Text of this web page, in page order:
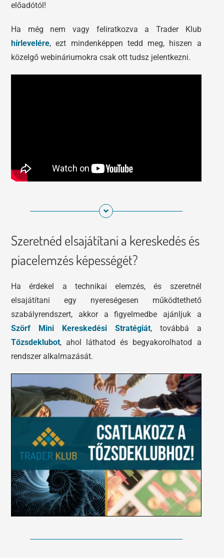
előadótól!
Ha még nem vagy feliratkozva a Trader Klub
hírlevelére, ezt mindenképpen tedd meg, hiszen a
közelgő webináriumokra csak ott tudsz jelentkezni.
Szeretnéd elsajátítani a kereskedés és
piacelemzés képességét?
Ha érdekel a technikai elemzés, és szeretnél
elsajátítani egy nyereségesen működtethető
szabályrendszert, akkor a figyelmedbe ajánljuk a
Szörf Mini Kereskedési Stratégiát, továbbá a
Tőzsdeklubot, ahol láthatod és begyakorolhatod a
rendszer alkalmazását.